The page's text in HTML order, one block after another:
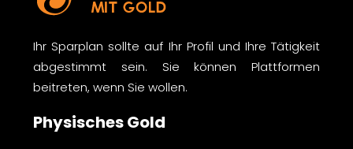
Ihr Sparplan sollte auf Ihr Profil und Ihre Tätigkeit
abgestimmt sein. Sie können Plattformen
beitreten, wenn Sie wollen.
Physisches Gold